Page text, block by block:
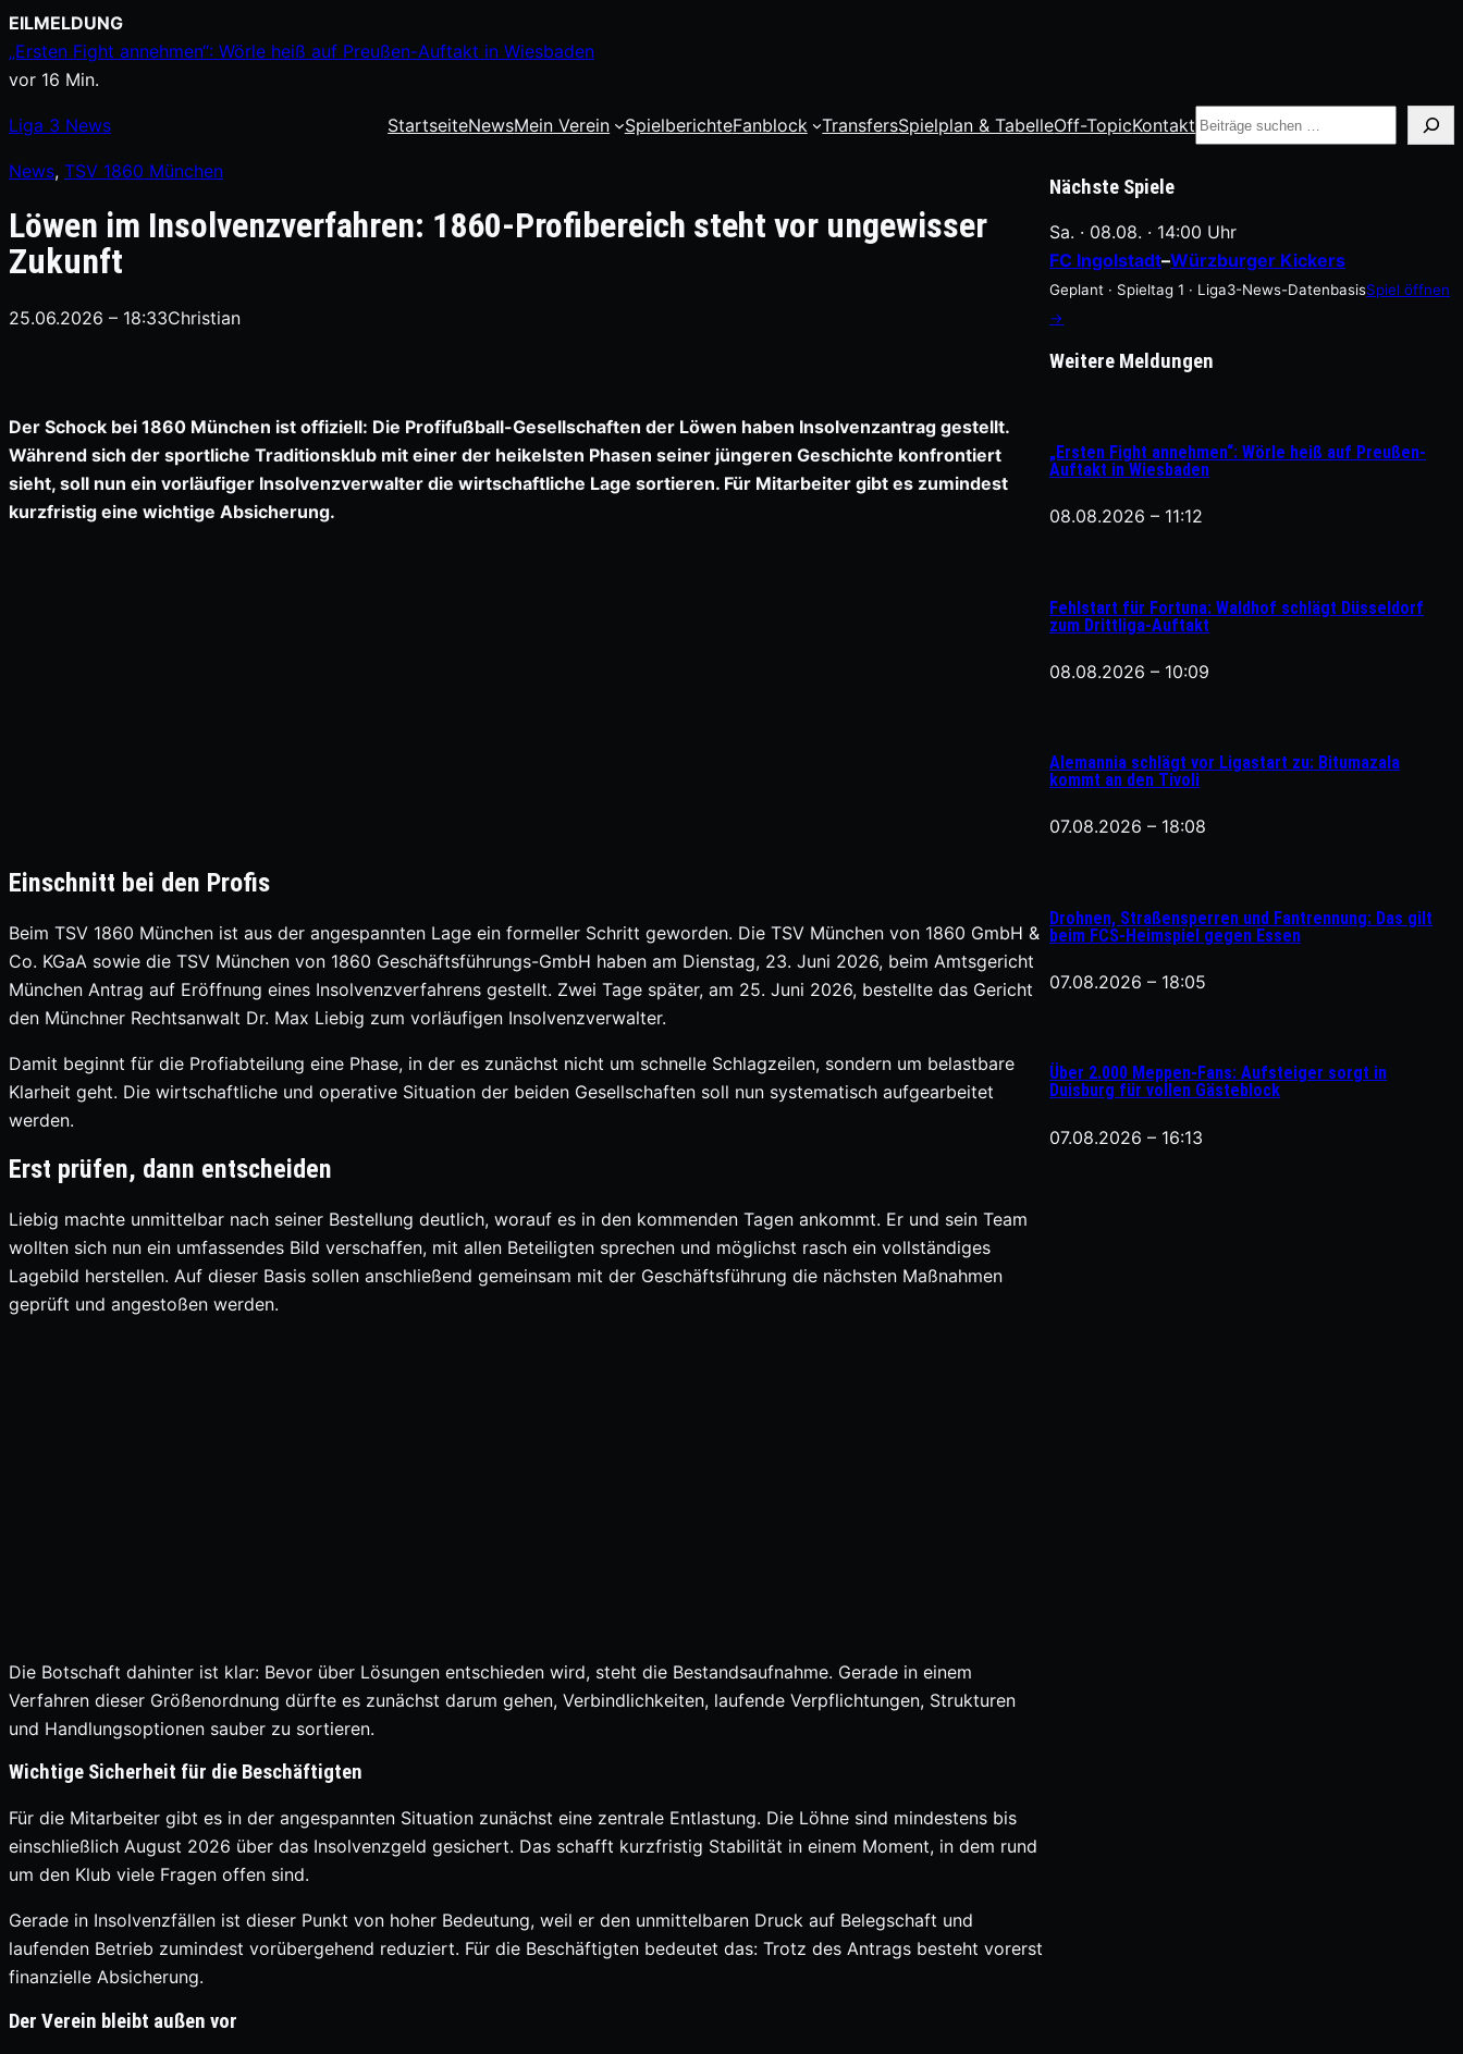
Zum
Inhalt
springen
EILMELDUNG
„Ersten Fight annehmen“: Wörle heiß auf Preußen-Auftakt in Wiesbaden
vor 16 Min.
Liga 3 News StartseiteNewsMein Verein SpielberichteFanblock TransfersSpielplan & TabelleOff-TopicKontakt Suche
News, TSV 1860 München
Löwen im Insolvenzverfahren: 1860-Profibereich steht vor ungewisser
Zukunft
25.06.2026 – 18:33Christian
Der Schock bei 1860 München ist offiziell: Die Profifußball-Gesellschaften der Löwen haben Insolvenzantrag gestellt.
Während sich der sportliche Traditionsklub mit einer der heikelsten Phasen seiner jüngeren Geschichte konfrontiert
sieht, soll nun ein vorläufiger Insolvenzverwalter die wirtschaftliche Lage sortieren. Für Mitarbeiter gibt es zumindest
kurzfristig eine wichtige Absicherung.
Einschnitt bei den Profis
Beim TSV 1860 München ist aus der angespannten Lage ein formeller Schritt geworden. Die TSV München von 1860 GmbH &
Co. KGaA sowie die TSV München von 1860 Geschäftsführungs-GmbH haben am Dienstag, 23. Juni 2026, beim Amtsgericht
München Antrag auf Eröffnung eines Insolvenzverfahrens gestellt. Zwei Tage später, am 25. Juni 2026, bestellte das Gericht
den Münchner Rechtsanwalt Dr. Max Liebig zum vorläufigen Insolvenzverwalter.
Damit beginnt für die Profiabteilung eine Phase, in der es zunächst nicht um schnelle Schlagzeilen, sondern um belastbare
Klarheit geht. Die wirtschaftliche und operative Situation der beiden Gesellschaften soll nun systematisch aufgearbeitet
werden.
Erst prüfen, dann entscheiden
Liebig machte unmittelbar nach seiner Bestellung deutlich, worauf es in den kommenden Tagen ankommt. Er und sein Team
wollten sich nun ein umfassendes Bild verschaffen, mit allen Beteiligten sprechen und möglichst rasch ein vollständiges
Lagebild herstellen. Auf dieser Basis sollen anschließend gemeinsam mit der Geschäftsführung die nächsten Maßnahmen
geprüft und angestoßen werden.
Die Botschaft dahinter ist klar: Bevor über Lösungen entschieden wird, steht die Bestandsaufnahme. Gerade in einem
Verfahren dieser Größenordnung dürfte es zunächst darum gehen, Verbindlichkeiten, laufende Verpflichtungen, Strukturen
und Handlungsoptionen sauber zu sortieren.
Wichtige Sicherheit für die Beschäftigten
Für die Mitarbeiter gibt es in der angespannten Situation zunächst eine zentrale Entlastung. Die Löhne sind mindestens bis
einschließlich August 2026 über das Insolvenzgeld gesichert. Das schafft kurzfristig Stabilität in einem Moment, in dem rund
um den Klub viele Fragen offen sind.
Gerade in Insolvenzfällen ist dieser Punkt von hoher Bedeutung, weil er den unmittelbaren Druck auf Belegschaft und
laufenden Betrieb zumindest vorübergehend reduziert. Für die Beschäftigten bedeutet das: Trotz des Antrags besteht vorerst
finanzielle Absicherung.
Der Verein bleibt außen vor
Nächste Spiele
Sa. · 08.08. · 14:00 Uhr
FC Ingolstadt–Würzburger Kickers
Geplant · Spieltag 1 · Liga3-News-DatenbasisSpiel öffnen
→
Weitere Meldungen
„Ersten Fight annehmen“: Wörle heiß auf Preußen-
Auftakt in Wiesbaden
08.08.2026 – 11:12
Fehlstart für Fortuna: Waldhof schlägt Düsseldorf
zum Drittliga-Auftakt
08.08.2026 – 10:09
Alemannia schlägt vor Ligastart zu: Bitumazala
kommt an den Tivoli
07.08.2026 – 18:08
Drohnen, Straßensperren und Fantrennung: Das gilt
beim FCS-Heimspiel gegen Essen
07.08.2026 – 18:05
Über 2.000 Meppen-Fans: Aufsteiger sorgt in
Duisburg für vollen Gästeblock
07.08.2026 – 16:13